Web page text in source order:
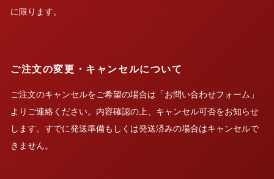
に限ります。
ご注文の変更・キャンセルについて
ご注文のキャンセルをご希望の場合は「お問い合わせフォーム」
よりご連絡ください。内容確認の上、キャンセル可否をお知らせ
します。すでに発送準備もしくは発送済みの場合はキャンセルで
きません。